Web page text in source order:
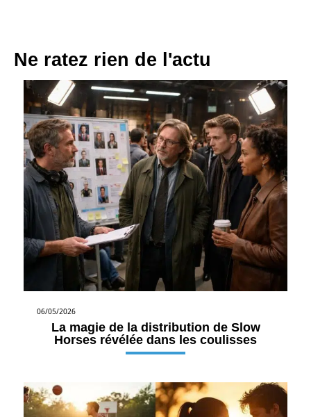
Ne ratez rien de l'actu
06/05/2026
La magie de la distribution de Slow
Horses révélée dans les coulisses